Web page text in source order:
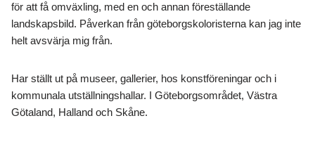
för att få omväxling, med en och annan föreställande
landskapsbild. Påverkan från göteborgskoloristerna kan jag inte
helt avsvärja mig från.
Har ställt ut på museer, gallerier, hos konstföreningar och i
kommunala utställningshallar. I Göteborgsområdet, Västra
Götaland, Halland och Skåne.